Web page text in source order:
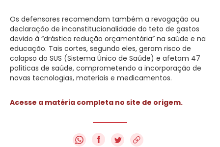
Os defensores recomendam também a revogação ou
declaração de inconstitucionalidade do teto de gastos
devido à “drástica redução orçamentária” na saúde e na
educação. Tais cortes, segundo eles, geram risco de
colapso do SUS (Sistema Único de Saúde) e afetam 47
políticas de saúde, comprometendo a incorporação de
novas tecnologias, materiais e medicamentos.
Acesse a matéria completa no site de origem.
f